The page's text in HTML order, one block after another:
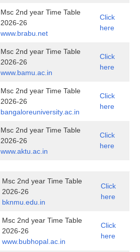
Msc 2nd year Time Table
2026-26
www.brabu.net
Click
here
Msc 2nd year Time Table
2026-26
www.bamu.ac.in
Click
here
Msc 2nd year Time Table
2026-26
bangaloreuniversity.ac.in
Click
here
Msc 2nd year Time Table
2026-26
www.aktu.ac.in
Click
here
Msc 2nd year Time Table
2026-26
bknmu.edu.in
Click
here
Msc 2nd year Time Table
2026-26
www.bubhopal.ac.in
Click
here